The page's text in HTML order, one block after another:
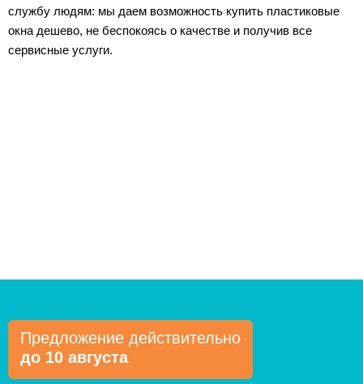
службу людям: мы даем возможность купить пластиковые
окна дешево, не беспокоясь о качестве и получив все
сервисные услуги.
Предложение действительно
до 10 августа